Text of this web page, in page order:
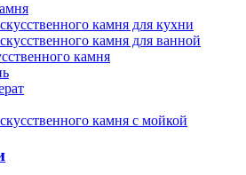
камня для кухни
камня для ванной
камня
камня с мойкой